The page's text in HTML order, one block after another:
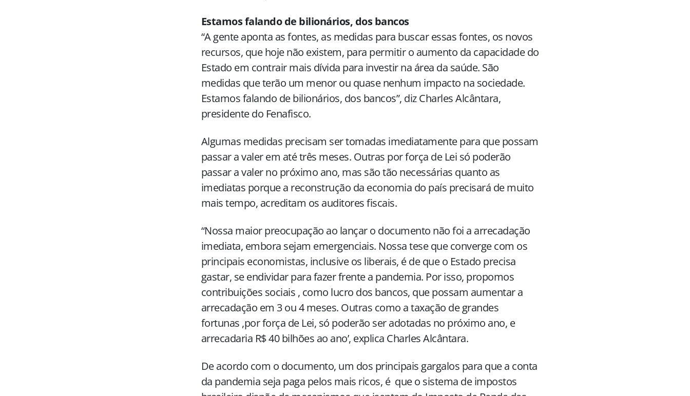
Estamos falando de bilionários, dos bancos
“A gente aponta as fontes, as medidas para buscar essas fontes, os novos
recursos, que hoje não existem, para permitir o aumento da capacidade do
Estado em contrair mais dívida para investir na área da saúde. São
medidas que terão um menor ou quase nenhum impacto na sociedade.
Estamos falando de bilionários, dos bancos”, diz Charles Alcântara,
presidente do Fenafisco.
Algumas medidas precisam ser tomadas imediatamente para que possam
passar a valer em até três meses. Outras por força de Lei só poderão
passar a valer no próximo ano, mas são tão necessárias quanto as
imediatas porque a reconstrução da economia do país precisará de muito
mais tempo, acreditam os auditores fiscais.
“Nossa maior preocupação ao lançar o documento não foi a arrecadação
imediata, embora sejam emergenciais. Nossa tese que converge com os
principais economistas, inclusive os liberais, é de que o Estado precisa
gastar, se endividar para fazer frente a pandemia. Por isso, propomos
contribuições sociais , como lucro dos bancos, que possam aumentar a
arrecadação em 3 ou 4 meses. Outras como a taxação de grandes
fortunas ,por força de Lei, só poderão ser adotadas no próximo ano, e
arrecadaria R$ 40 bilhões ao ano’, explica Charles Alcântara.
De acordo com o documento, um dos principais gargalos para que a conta
da pandemia seja paga pelos mais ricos, é que o sistema de impostos